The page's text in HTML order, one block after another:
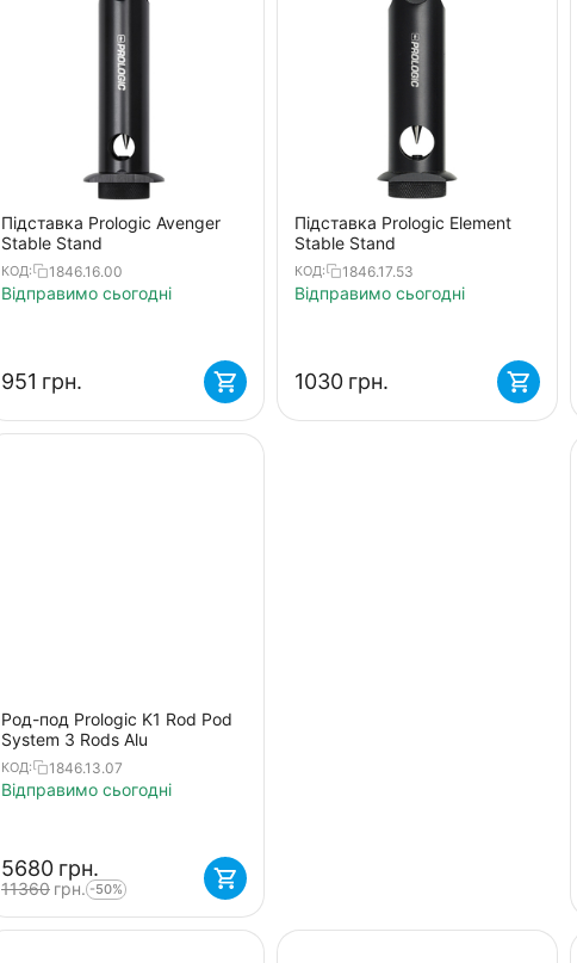
Підставка Prologic Avenger
Stable Stand
КОД: 1846.16.00
Відправимо сьогодні
‍951‍ грн.
Підставка Prologic Element
Stable Stand
КОД: 1846.17.53
Відправимо сьогодні
‍1030‍ грн.
Род-под Prologic K1 Rod Pod
System 3 Rods Alu
КОД: 1846.13.07
Відправимо сьогодні
‍5680‍ грн.
‍11360‍ грн. -50%